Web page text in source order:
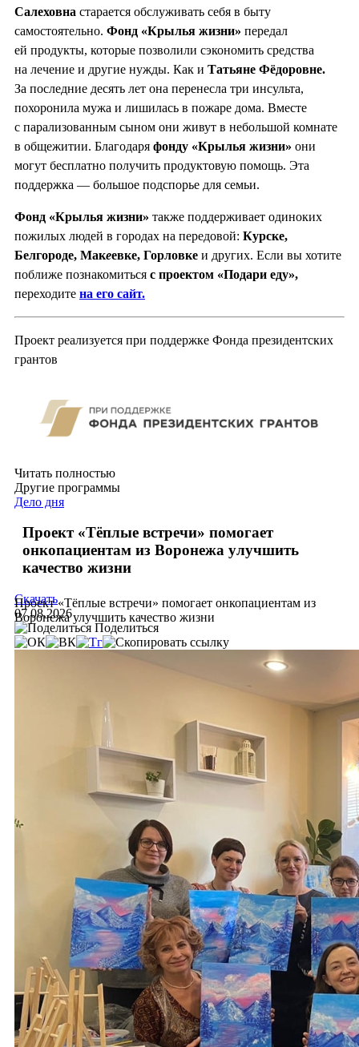
Салеховна старается обслуживать себя в быту
самостоятельно. Фонд «Крылья жизни» передал
ей продукты, которые позволили сэкономить средства
на лечение и другие нужды. Как и Татьяне Фёдоровне.
За последние десять лет она перенесла три инсульта,
похоронила мужа и лишилась в пожаре дома. Вместе
с парализованным сыном они живут в небольшой комнате
в общежитии. Благодаря фонду «Крылья жизни» они
могут бесплатно получить продуктовую помощь. Эта
поддержка — большое подспорье для семьи.
Фонд «Крылья жизни» также поддерживает одиноких
пожилых людей в городах на передовой: Курске,
Белгороде, Макеевке, Горловке и других. Если вы хотите
поближе познакомиться с проектом «Подари еду»,
переходите на его сайт.
Проект реализуется при поддержке Фонда президентских
грантов
Читать полностью
Другие программы
Дело дня
Проект «Тёплые встречи» помогает
онкопациентам из Воронежа улучшить
качество жизни
Проект «Тёплые встречи» помогает онкопациентам из
Воронежа улучшить качество жизни
Скачать
07.08.2026
Поделиться